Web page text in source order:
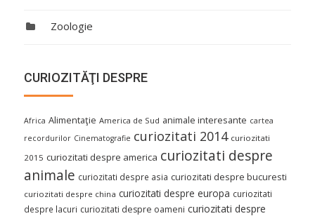
Zoologie
CURIOZITĂŢI DESPRE
Africa Alimentaţie America de Sud animale interesante cartea
recordurilor Cinematografie curiozitati 2014 curiozitati
2015 curiozitati despre america curiozitati despre
animale curiozitati despre asia curiozitati despre bucuresti
curiozitati despre china curiozitati despre europa curiozitati
despre lacuri curiozitati despre oameni curiozitati despre